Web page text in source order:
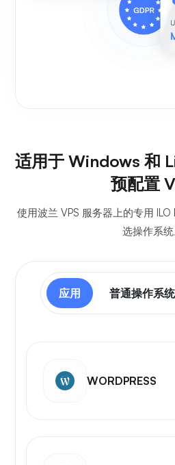
适用于 Windows 和
预配置
使用波兰 VPS 服务器上的专用
选操作系统
应用 普通操作系统
WORDPRESS